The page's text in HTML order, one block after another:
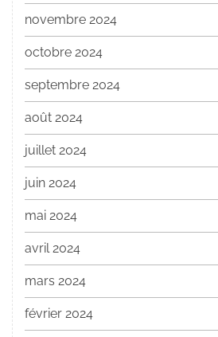
novembre 2024
octobre 2024
septembre 2024
août 2024
juillet 2024
juin 2024
mai 2024
avril 2024
mars 2024
février 2024